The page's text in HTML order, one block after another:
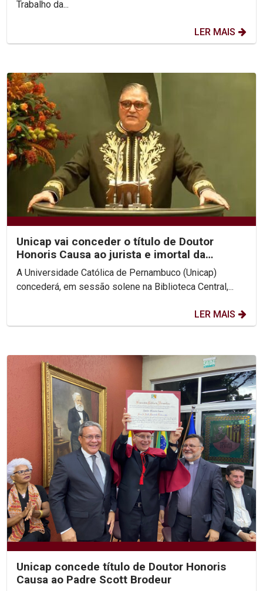
Trabalho da...
LER MAIS
Unicap vai conceder o título de Doutor
Honoris Causa ao jurista e imortal da
Academia Brasileira...
A Universidade Católica de Pernambuco (Unicap)
concederá, em sessão solene na Biblioteca Central,...
LER MAIS
Unicap concede título de Doutor Honoris
Causa ao Padre Scott Brodeur